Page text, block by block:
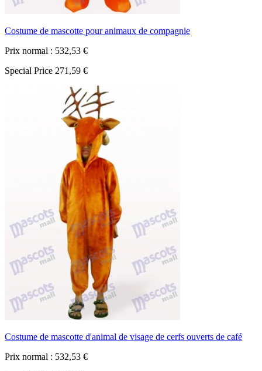
Costume de mascotte pour animaux de compagnie
Prix normal : 532,53 €
Special Price 271,59 €
Costume de mascotte d'animal de visage de cerfs ouverts de café
Prix normal : 532,53 €